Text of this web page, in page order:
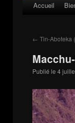
Skip
content
Accueil
← Tin-Aboteka
Publié le 4